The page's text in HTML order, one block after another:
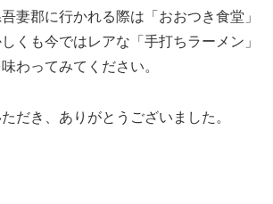
妻郡に行かれる際は「おおつき食堂」
くも今ではレアな「手打ちラーメン」
わってみてください。
だき、ありがとうございました。